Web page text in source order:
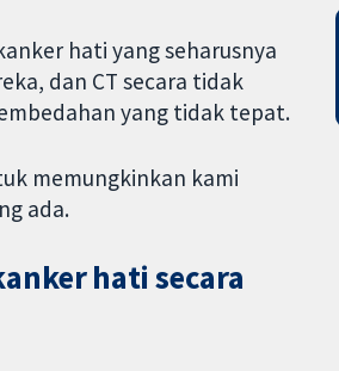
hati yang seharusnya
dan CT secara tidak
yang tidak tepat.
memungkinkan kami
ada.
hati secara